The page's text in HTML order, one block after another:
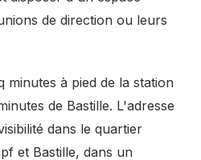
de direction ou leurs
minutes à pied de la station
de Bastille. L'adresse
dans le quartier
et Bastille, dans un